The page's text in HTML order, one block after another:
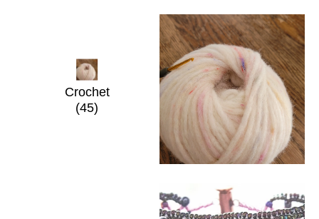
Crochet
(45)